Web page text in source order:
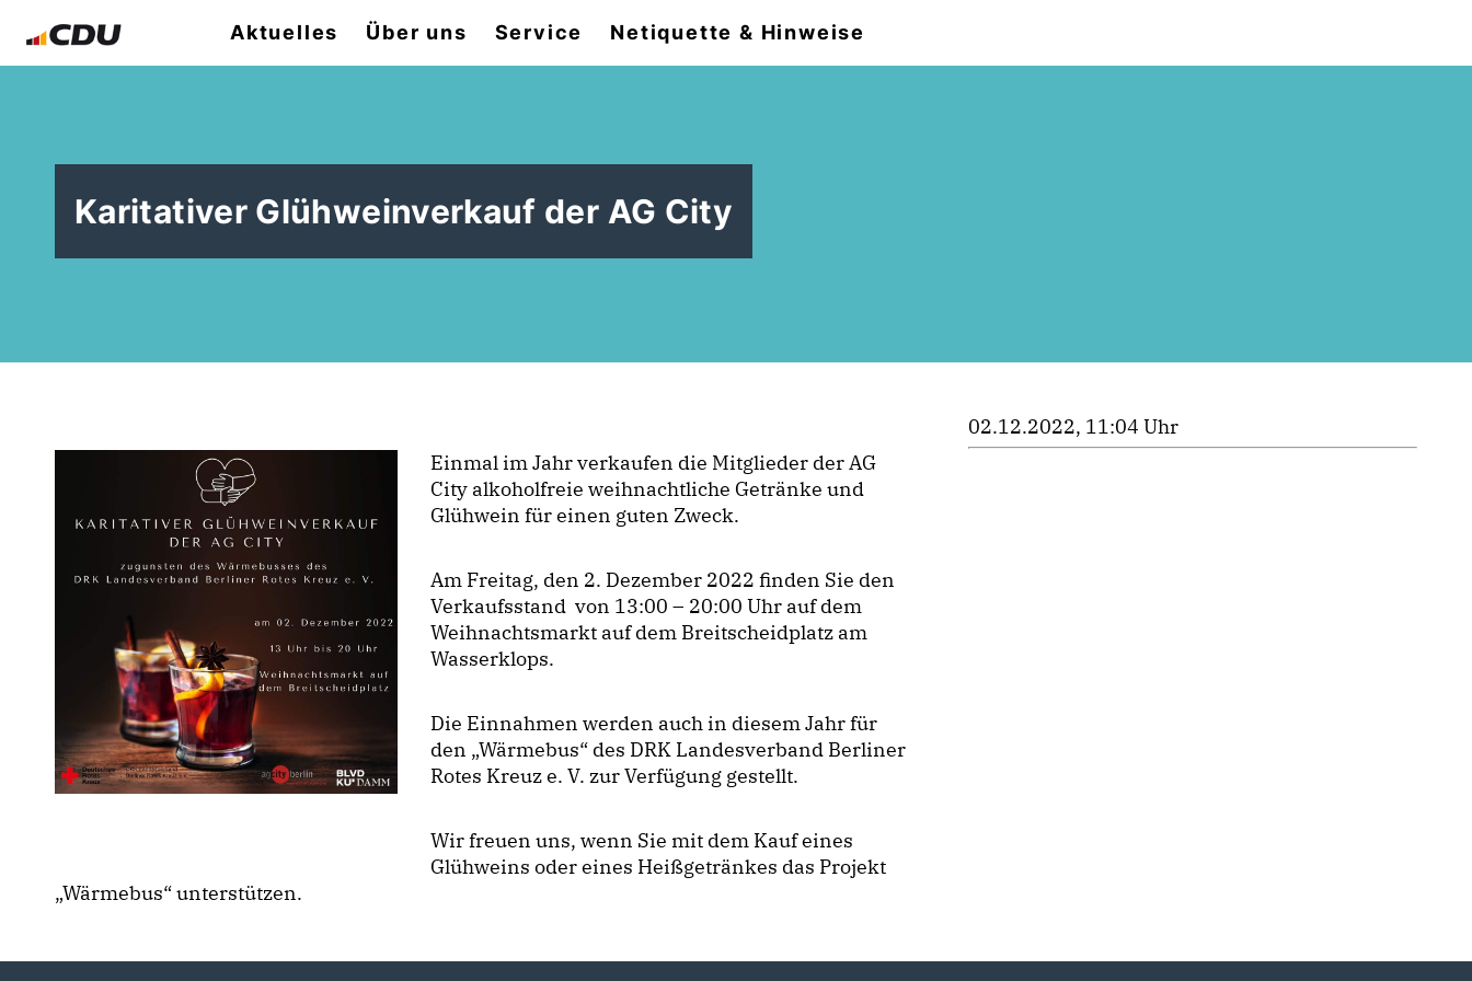
Aktuelles Über uns Service Netiquette & Hinweise
Karitativer Glühweinverkauf der AG City
Einmal im Jahr verkaufen die Mitglieder der AG
City alkoholfreie weihnachtliche Getränke und
Glühwein für einen guten Zweck.
Am Freitag, den 2. Dezember 2022 finden Sie den
Verkaufsstand von 13:00 – 20:00 Uhr auf dem
Weihnachtsmarkt auf dem Breitscheidplatz am
Wasserklops.
Die Einnahmen werden auch in diesem Jahr für
den „Wärmebus“ des DRK Landesverband Berliner
Rotes Kreuz e. V. zur Verfügung gestellt.
Wir freuen uns, wenn Sie mit dem Kauf eines
Glühweins oder eines Heißgetränkes das Projekt
Wärmebus“ unterstützen.
02.12.2022, 11:04 Uhr